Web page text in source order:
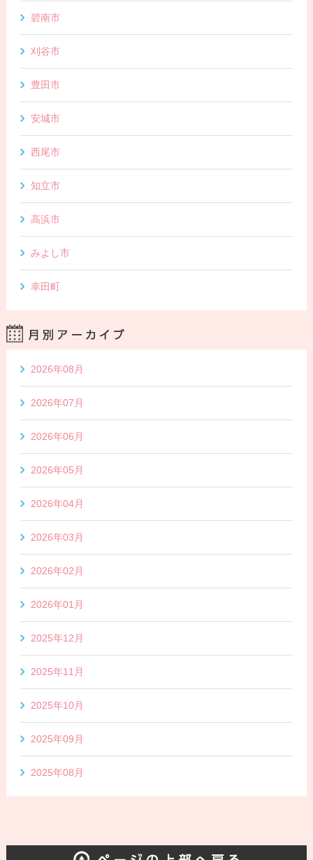
碧南市
刈谷市
豊田市
安城市
西尾市
知立市
高浜市
みよし市
幸田町
2026年08月
2026年07月
2026年06月
2026年05月
2026年04月
2026年03月
2026年02月
2026年01月
2025年12月
2025年11月
2025年10月
2025年09月
2025年08月